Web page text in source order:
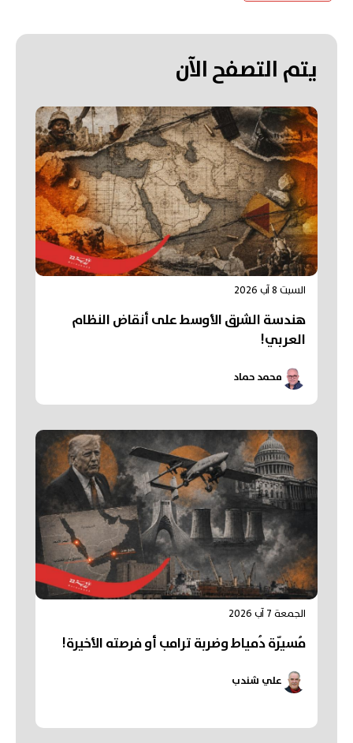
يتم التصفح الآن
السبت 8 آب 2026
هندسة الشرق الأوسط على أنقاض النظام
العربي!
محمد حماد
الجمعة 7 آب 2026
مُسيّرة دُمياط وضربة ترامب أو فرصته الأخيرة!
علي شندب